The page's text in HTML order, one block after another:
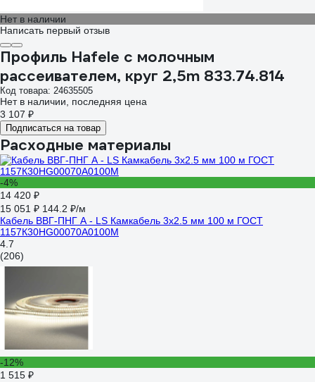
Нет в наличии
Написать первый отзыв
Профиль Hafele с молочным
рассеивателем, круг 2,5m 833.74.814
Код товара: 24635505
Нет в наличии, последняя цена
3 107 ₽
Подписаться на товар
Расходные материалы
-4%
14 420 ₽
15 051 ₽ 144.2 ₽/м
Кабель ВВГ-ПНГ А - LS Камкабель 3x2.5 мм 100 м ГОСТ
1157К30HG00070А0100М
4.7
(206)
-12%
1 515 ₽